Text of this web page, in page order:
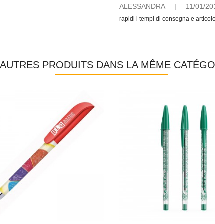
ALESSANDRA | 11/01/
rapidi i tempi di consegna e
PRODUITS DANS LA MÊME